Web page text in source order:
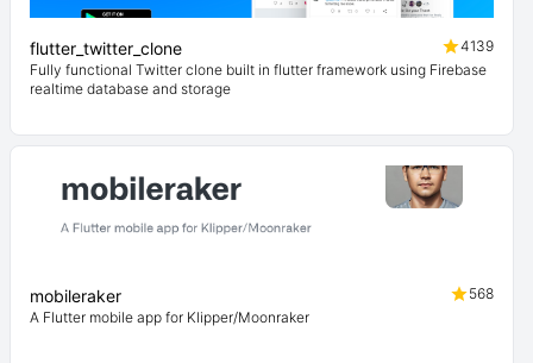
flutter_twitter_clone
4139
Fully functional Twitter clone built in flutter framework using Firebase
realtime database and storage
mobileraker
568
A Flutter mobile app for Klipper/Moonraker